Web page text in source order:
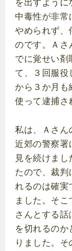
を出すように
中毒性が非常
やめられず、
のです。Ａさ
でに覚せい剤
て、３回服役
から３か月も
使って逮捕さ
私は、Ａさん
近郊の警察署
見を続けまし
たので、裁判
れるのは確実
ました。そこ
さんとする
を切れるのか
りました。